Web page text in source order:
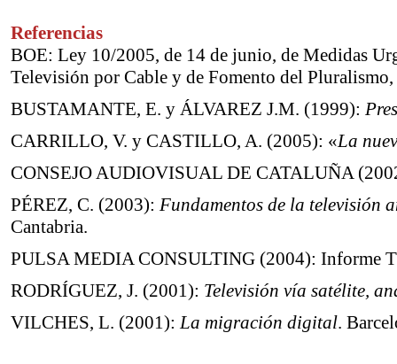
Referencias
BOE: Ley 10/2005, de 14 de junio, de Medidas
Televisión por Cable y de Fomento del
BUSTAMANTE, E. y ÁLVAREZ J.M. (1999):
CARRILLO, V. y CASTILLO, A. (2005): «La
CONSEJO AUDIOVISUAL DE CATALUÑA
PÉREZ, C. (2003): Fundamentos de la televisión
Cantabria.
PULSA MEDIA CONSULTING (2004): Informe
RODRÍGUEZ, J. (2001): Televisión vía satélite,
VILCHES, L. (2001):La migración digital.